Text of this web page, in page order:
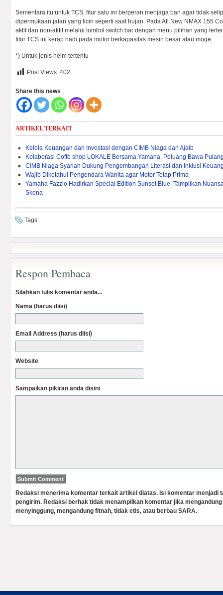
Sementara itu untuk TCS, fitur satu ini berperan menjaga ban agar tidak
dipermukaan jalan yang licin seperti saat hujan. Pada All New NMAX 155
aktif dan non-aktif melalui tombol switch bar dengan menu pilihan yang
fitur TCS ini kerap hadi pada motor berkapasitas mesin besar atau moge.
*) Untuk jenis helm tertentu
Post Views: 402
Share this news
ARTIKEL TERKAIT
Kelola Keuangan dan Investasi dengan CIMB Niaga dan Ajaib
Kolaborasi Coffe shop LOKALE Bersama Yamaha, Peluang Bawa
CIMB Niaga Syariah Dukung Pengembangan Literasi dan Inklusi
Wajib Diketahui Pengendara Wanita agar Motor Tetap Prima
Yamaha Fazzio Hadirkan Special Edition Sunset Blue, Tampilkan
Skena
Tags:
Respon Pembaca
Silahkan tulis komentar anda...
Nama (harus diisi)
Email Address (harus diisi)
Website
Sampaikan pikiran anda disini
Redaksi menerima komentar terkait artikel diatas. Isi komentar menjadi
pengirim. Redaksi berhak tidak menampilkan komentar jika
menyinggung, mengandung fitnah, tidak etis, atau berbau SARA.